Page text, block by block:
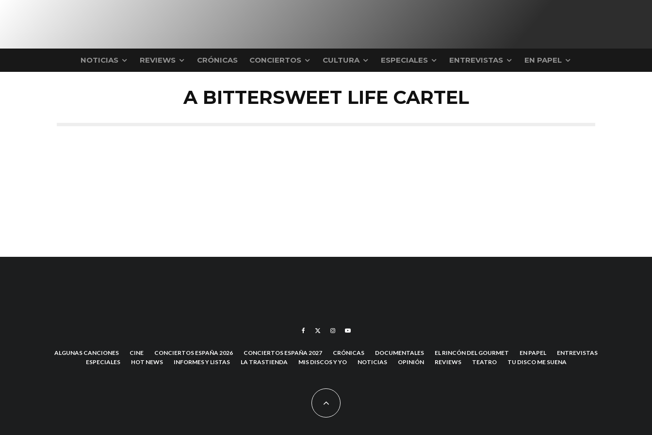
NOTICIAS REVIEWS CRÓNICAS CONCIERTOS CULTURA ESPECIALES ENTREVISTAS EN PAPEL
A BITTERSWEET LIFE CARTEL
ALGUNAS CANCIONES CINE CONCIERTOS ESPAÑA 2026 CONCIERTOS ESPAÑA 2027 CRÓNICAS DOCUMENTALES EL RINCÓN DEL GOURMET EN PAPEL
ENTREVISTAS
ESPECIALES
HOT NEWS INFORMES Y LISTAS LA TRASTIENDA MIS DISCOS Y YO NOTICIAS OPINIÓN REVIEWS TEATRO TU DISCO ME SUENA